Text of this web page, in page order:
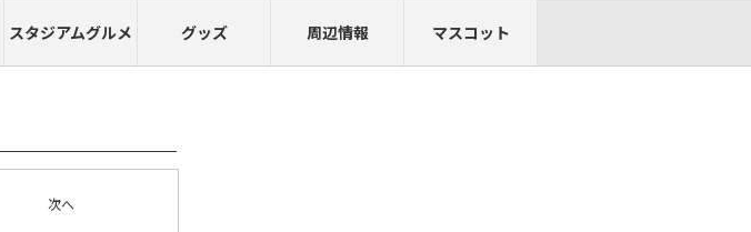
スタジアムグルメ グッズ 周辺情報 マスコット
次へ